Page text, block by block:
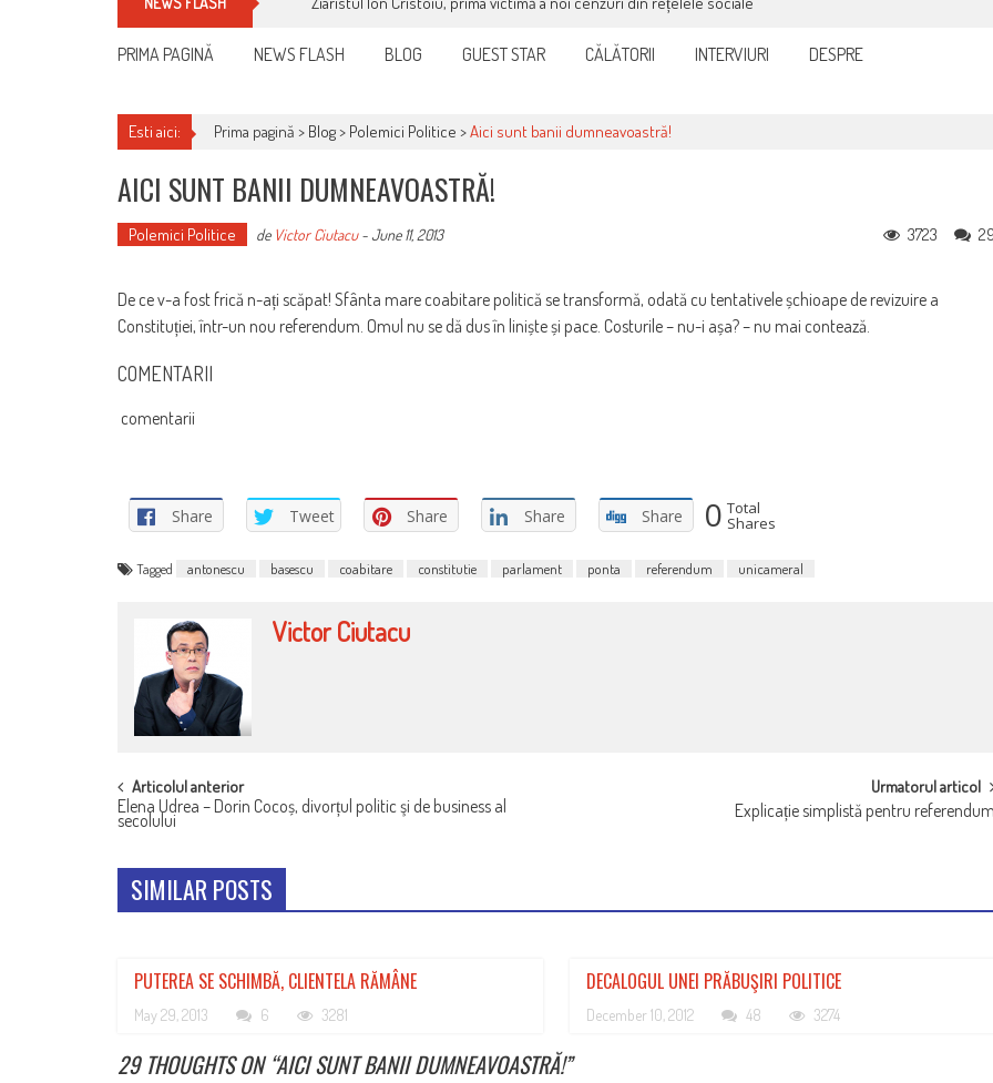
PRIMA PAGINĂ NEWS FLASH BLOG GUEST STAR CĂLĂTORII INTERVIURI DESPRE
Esti aici: Prima pagină > Blog> Polemici Politice >Aici sunt banii dumneavoastră!
AICI SUNT BANII DUMNEAVOASTRĂ!
Polemici Politice de Victor Ciutacu-June 11, 2013 3723
De ce v-a fost frică n-ați scăpat! Sfânta mare coabitare politică se transformă, odată cu tentativele șchioape de revizuire a
Constituției, într-un nou referendum. Omul nu se dă dus în liniște și pace. Costurile – nu-i așa? – nu mai contează.
COMENTARII
comentarii
Share Tweet Share Share Share 0 Total
Shares
Tagged antonescu basescu coabitare constitutie parlament ponta referendum unicameral
Victor Ciutacu
POST
NAVIGATION
Articolul anterior
Elena Udrea – Dorin Cocoș, divorțul politic şi de business al
secolului
Urmatorul articol
Explicație simplistă pentru
SIMILAR POSTS
PUTEREA SE SCHIMBĂ, CLIENTELA RĂMÂNE
May 29, 2013 6 3281
DECALOGUL UNEI PRĂBUŞIRI POLITICE
December 10, 2012 48 3274
29 THOUGHTS ON “AICI SUNT BANII DUMNEAVOASTRĂ!”